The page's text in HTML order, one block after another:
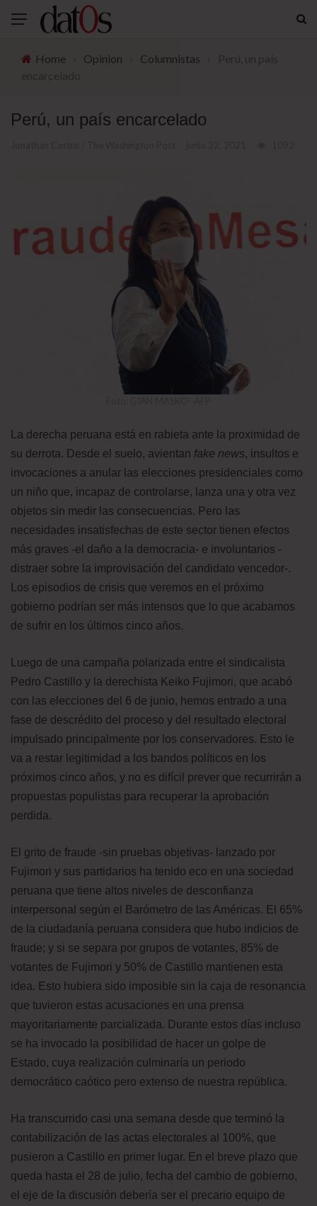
Home Opinion Columnistas
Perú, un país encarcelado
La derecha peruana está en rabieta ante la proximidad de
su derrota. Desde el suelo, avientan fake news, insultos e
invocaciones a anular las elecciones presidenciales como
un niño que, incapaz de controlarse, lanza una y otra vez
objetos sin medir las consecuencias. Pero las
necesidades insatisfechas de este sector tienen efectos
más graves -el daño a la democracia- e involuntarios -
distraer sobre la improvisación del candidato vencedor-.
Los episodios de crisis que veremos en el próximo
gobierno podrían ser más intensos que lo que acabamos
de sufrir en los últimos cinco años.
Luego de una campaña polarizada entre el sindicalista
Pedro Castillo y la derechista Keiko Fujimori, que acabó
con las elecciones del 6 de junio, hemos entrado a una
fase de descrédito del proceso y del resultado electoral
impulsado principalmente por los conservadores. Esto le
va a restar legitimidad a los bandos políticos en los
próximos cinco años, y no es difícil prever que recurrirán a
propuestas populistas para recuperar la aprobación
perdida.
El grito de fraude -sin pruebas objetivas- lanzado por
Fujimori y sus partidarios ha tenido eco en una sociedad
peruana que tiene altos niveles de desconfianza
interpersonal según el Barómetro de las Américas. El 65%
de la ciudadanía peruana considera que hubo indicios de
fraude; y si se separa por grupos de votantes, 85% de
votantes de Fujimori y 50% de Castillo mantienen esta
idea. Esto hubiera sido imposible sin la caja de resonancia
que tuvieron estas acusaciones en una prensa
mayoritariamente parcializada. Durante estos días incluso
se ha invocado la posibilidad de hacer un golpe de
Estado, cuya realización culminaría un periodo
democrático caótico pero extenso de nuestra república.
Ha transcurrido casi una semana desde que terminó la
contabilización de las actas electorales al 100%, que
pusieron a Castillo en primer lugar. En el breve plazo que
queda hasta el 28 de julio, fecha del cambio de gobierno,
el eje de la discusión debería ser el precario equipo de